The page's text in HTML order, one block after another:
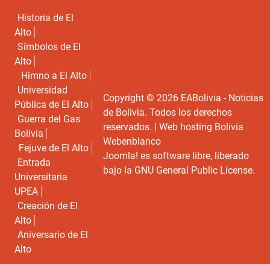
Historia de El
Alto
Símbolos de El
Alto
Himno a El Alto
Universidad
Pública de El Alto
Guerra del Gas
Bolivia
Fejuve de El Alto
Entrada
Universitaria
UPEA
Creación de El
Alto
Aniversario de El
Alto
Copyright © 2026 EABolivia - Noticias
de Bolivia. Todos los derechos
reservados. |Web hosting Bolivia
Webenblanco
Joomla! es software libre, liberado
bajo la GNU General Public License.